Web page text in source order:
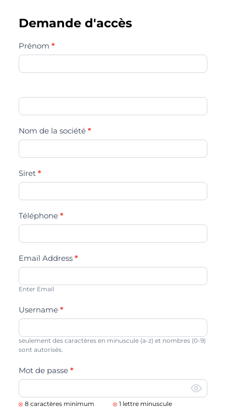
Demande d'accès
Prénom*
Nom de la société*
Siret*
Téléphone*
Email Address*
Enter Email
Username*
seulement des caractères en minuscule (a-z) et nombres (0-9)
sont autorisés.
Mot de passe*
8 caractères minimum
1 lettre minuscule